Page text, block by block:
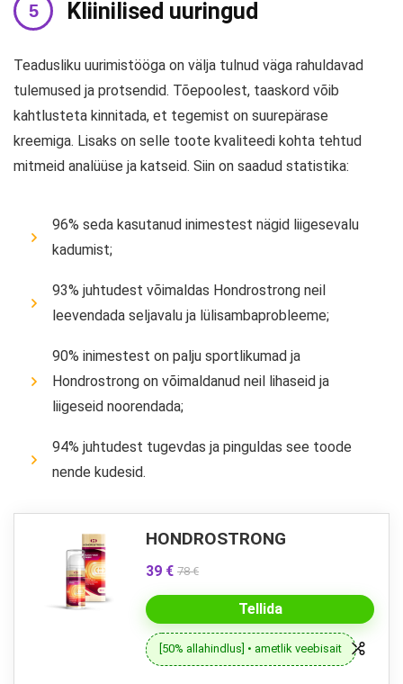
Kliinilised uuringud
Teadusliku uurimistööga on välja tulnud väga rahuldavad
tulemused ja protsendid. Tõepoolest, taaskord võib
kahtlusteta kinnitada, et tegemist on suurepärase
kreemiga. Lisaks on selle toote kvaliteedi kohta tehtud
mitmeid analüüse ja katseid. Siin on saadud statistika:
96% seda kasutanud inimestest nägid liigesevalu
kadumist;
93% juhtudest võimaldas Hondrostrong neil
leevendada seljavalu ja lülisambaprobleeme;
90% inimestest on palju sportlikumad ja
Hondrostrong on võimaldanud neil lihaseid ja
liigeseid noorendada;
94% juhtudest tugevdas ja pinguldas see toode
nende kudesid.
HONDROSTRONG
39 € 78 €
Tellida
[50% allahindlus] • ametlik veebisait